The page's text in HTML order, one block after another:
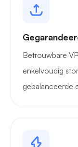
Betrouwbare
enkelvoudig
gebalanceerde